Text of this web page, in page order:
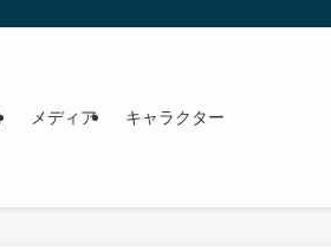
メディア キャラクター